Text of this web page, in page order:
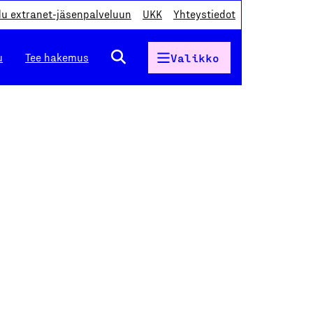
extranet-jäsenpalveluun UKK Yhteystiedot
Tee hakemus Valikko